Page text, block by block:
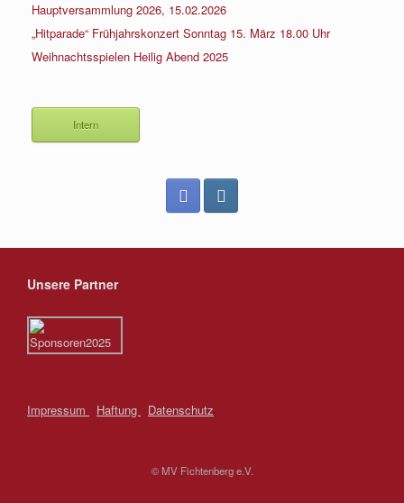
Hauptversammlung 2026, 15.02.2026
„Hitparade“ Frühjahrskonzert Sonntag 15. März 18.00 Uhr
Weihnachtsspielen Heilig Abend 2025
Intern
Unsere Partner
Impressum Haftung Datenschutz
© MV Fichtenberg e.V.